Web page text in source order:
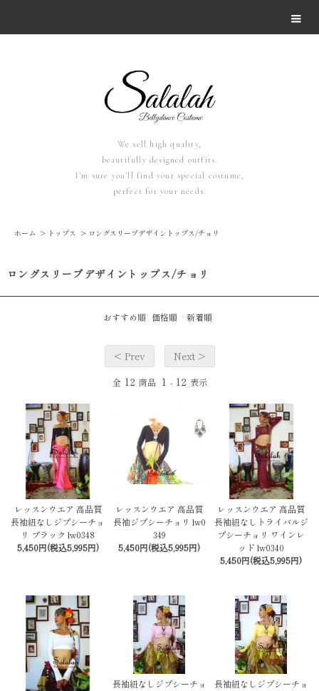
We sell high quality,
beautifully designed outfits.
I'm sure you'll find your special costume,
perfect for your needs.
ホーム > トップス > ロングスリーブデザイントップス/チョリ
ロングスリーブデザイントップス/チョリ
おすすめ順 価格順 新着順
< Prev Next >
全 12 商品 1 - 12 表示
レッスンウエア 高品質
長袖紐なしジプシーチョ
リ ブラック lw0348
5,450円(税込5,995円)
レッスンウエア 高品質
長袖ジプシーチョリ lw0
349
5,450円(税込5,995円)
レッスンウエア 高品質
長袖紐なしトライバルジ
プシーチョリ ワインレ
ッド lw0340
5,450円(税込5,995円)
長袖紐なしジプシーチョ
長袖紐なしジプシーチョ